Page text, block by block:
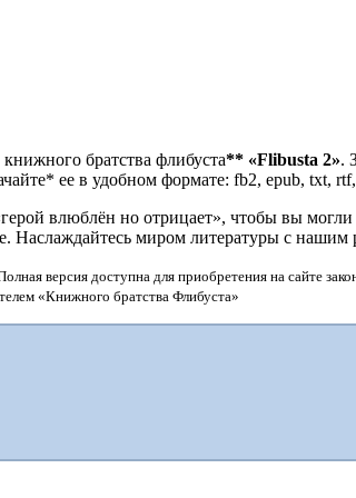
братства флибуста** «Flibusta 2».
ее в удобном формате: fb2, epub, txt,
влюблён но отрицает», чтобы вы могли
Наслаждайтесь миром литературы с
версия доступна для приобретения на сайте
«Книжного братства Флибуста»